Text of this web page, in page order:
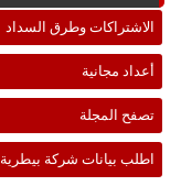
الاشتراكات وطرق السداد
أعداد مجانية
تصفح المجلة
اطلب بيانات شركة بيطرية